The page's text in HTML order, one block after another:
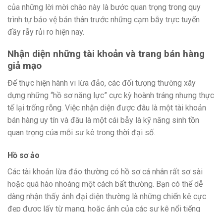
của những lời mời chào này là bước quan trọng trong quy
trình tự bảo vệ bản thân trước những cạm bẫy trực tuyến
đầy rẫy rủi ro hiện nay.
Nhận diện những tài khoản và trang bán hàng
giả mạo
Để thực hiện hành vi lừa đảo, các đối tượng thường xây
dựng những “hồ sơ năng lực” cực kỳ hoành tráng nhưng thực
tế lại trống rỗng. Việc nhận diện được đâu là một tài khoản
bán hàng uy tín và đâu là một cái bẫy là kỹ năng sinh tồn
quan trọng của mỗi sư kê trong thời đại số.
Hồ sơ ảo
Các tài khoản lừa đảo thường có hồ sơ cá nhân rất sơ sài
hoặc quá hào nhoáng một cách bất thường. Bạn có thể dễ
dàng nhận thấy ảnh đại diện thường là những chiến kê cực
đẹp được lấy từ mạng, hoặc ảnh của các sư kê nổi tiếng